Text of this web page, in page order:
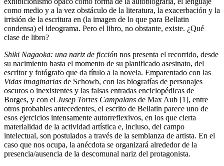
como medio y a la vez obstáculo de la literatura, la exacerbación y la
irrisión de la escritura en (la imagen de lo que para Bellatin
condensa) el ideograma. Pero el libro, no obstante, existe. ¿Qué
clase de libro?
Shiki Nagaoka: una nariz de ficción nos presenta el recorrido, desde
su nacimiento hasta el momento de su planificado asesinato, del
escritor y fotógrafo que da título a la novela. Emparentado con las
Vidas imaginarias de Schowb, con las biografías de personajes
oscuros o inexistentes y las falsas entradas enciclopédicas de
Borges, y con el Jusep Torres Campalans de Max Aub [1], entre
otros probables antecedentes, el escrito de Bellatin parece uno de
esos ejercicios intensamente autorreflexivos, en los que cierta
materialidad de la actividad artística e, incluso, del campo
intelectual, son postulados a través de la semblanza de artista. En el
caso que nos ocupa, la anécdota se organizará alrededor de la
presencia/ausencia de la descomunal nariz del protagonista.